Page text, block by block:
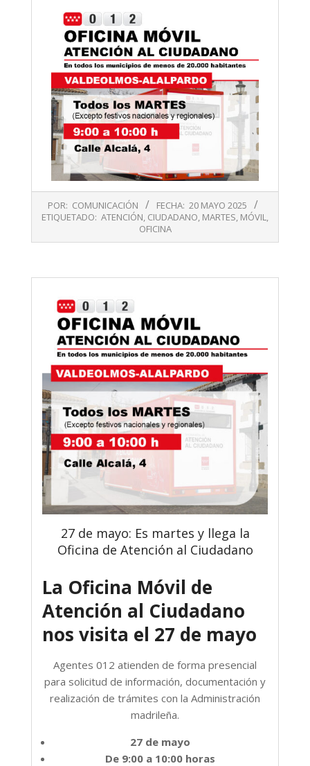
05-
POR: COMUNICACIÓN FECHA: 20 MAYO 2025
ETIQUETADO: ATENCIÓN, CIUDADANO, MARTES, MÓVIL,
OFICINA
27 de mayo: Es martes y llega la
Oficina de Atención al Ciudadano
La Oficina Móvil de
Atención al Ciudadano
nos visita el 27 de mayo
Agentes 012 atienden de forma presencial
para solicitud de información, documentación y
realización de trámites con la Administración
madrileña.
27 de mayo
De 9:00 a 10:00 horas